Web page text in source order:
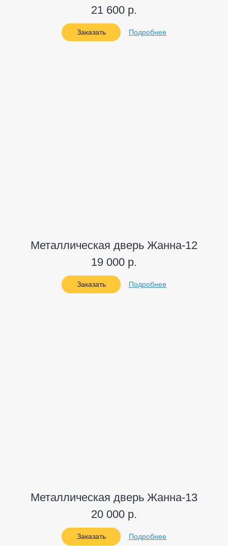
21 600 р.
Заказать Подробнее
Металлическая дверь Жанна-12
19 000 р.
Заказать Подробнее
Металлическая дверь Жанна-13
20 000 р.
Заказать Подробнее